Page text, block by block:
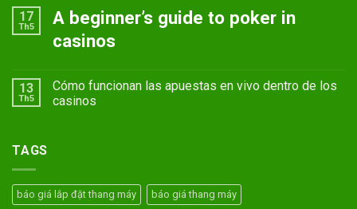
17
Th5
A beginner’s guide to poker in
casinos
13
Th5
Cómo funcionan las apuestas en vivo dentro de los
casinos
TAGS
báo giá lắp đặt thang máy báo giá thang máy